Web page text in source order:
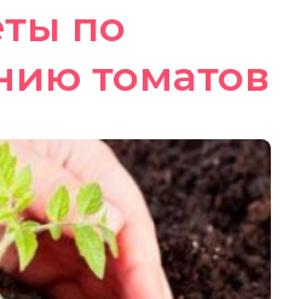
по
томатов